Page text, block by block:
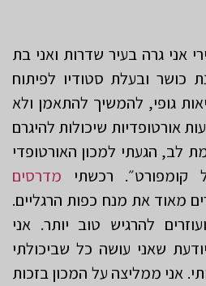
אני גרה בעיר שדרות ואני בת
כושר ובעלת סטודיו לפיתוח
גופי, להמשיך להתאמן ולא
אורטופדיות שיכולות להיגרם
לב, הגעתי למכון האורטופדי
קומפורט״. רכשתי מדרסים
מאוד את מנח כפות הרגליים.
להרגיש טוב יותר. אני
שאני עושה כל שביכולתי
אני ממליצה על המכון בזכות